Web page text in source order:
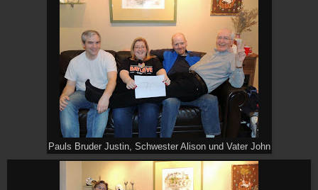
Pauls Bruder Justin, Schwester Alison und Vater John